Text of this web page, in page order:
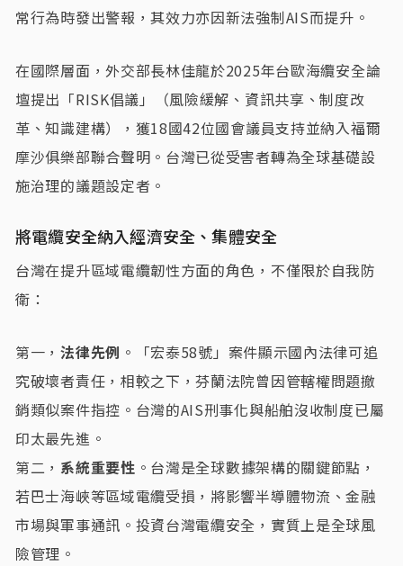
常行為時發出警報，其效力亦因新法強制AIS而提升。
在國際層面，外交部長林佳龍於2025年台歐海纜安全論
壇提出「RISK倡議」（風險緩解、資訊共享、制度改
革、知識建構），獲18國42位國會議員支持並納入福爾
摩沙俱樂部聯合聲明。台灣已從受害者轉為全球基礎設
施治理的議題設定者。
將電纜安全納入經濟安全、集體安全
台灣在提升區域電纜韌性方面的角色，不僅限於自我防
衛：
第一，法律先例 。「宏泰58號」案件顯示國內法律可追
究破壞者責任，相較之下，芬蘭法院曾因管轄權問題撤
銷類似案件指控。台灣的AIS刑事化與船舶沒收制度已屬
印太最先進。
第二， 系統重要性 。台灣是全球數據架構的關鍵節點，
若巴士海峽等區域電纜受損，將影響半導體物流、金融
市場與軍事通訊。投資台灣電纜安全，實質上是全球風
險管理。